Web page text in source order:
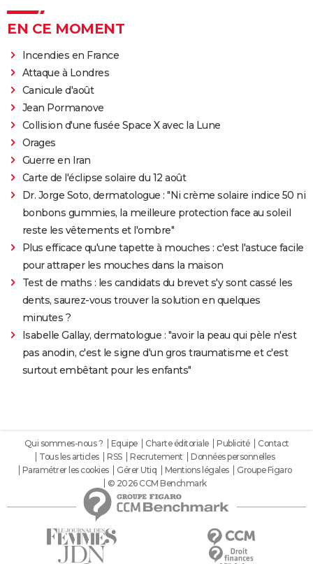
EN CE MOMENT
Incendies en France
Attaque à Londres
Canicule d'août
Jean Pormanove
Collision d'une fusée Space X avec la Lune
Orages
Guerre en Iran
Carte de l'éclipse solaire du 12 août
Dr. Jorge Soto, dermatologue : "Ni crème solaire indice 50 ni
bonbons gummies, la meilleure protection face au soleil
reste les vêtements et l'ombre"
Plus efficace qu'une tapette à mouches : c'est l'astuce facile
pour attraper les mouches dans la maison
Test de maths : les candidats du brevet s'y sont cassé les
dents, saurez-vous trouver la solution en quelques
minutes ?
Isabelle Gallay, dermatologue : "avoir la peau qui pèle n'est
pas anodin, c'est le signe d'un gros traumatisme et c'est
surtout embêtant pour les enfants"
Qui sommes-nous ? Equipe Charte éditoriale Publicité
Contact
Tous les articles
RSS Recrutement
Données personnelles
Paramétrer les cookies
Gérer Utiq Mentions légales
Groupe Figaro
© 2026 CCM Benchmark